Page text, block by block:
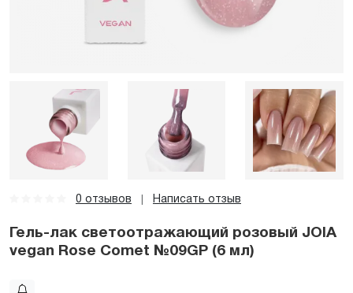
0 отзывов Написать отзыв
Гель-лак светоотражающий розовый JOIA
vegan Rose Comet №09GP (6 мл)